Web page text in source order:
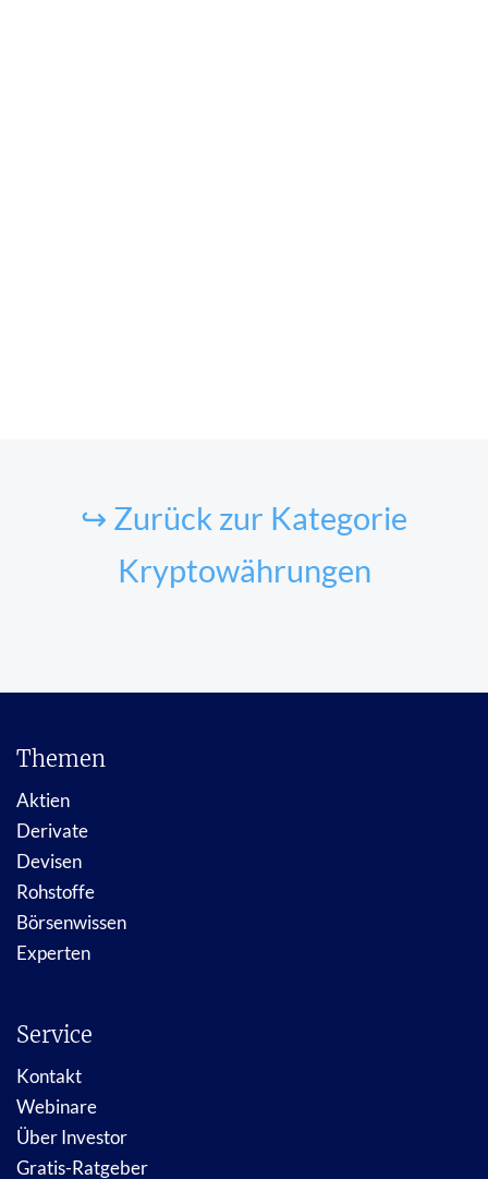
↪ Zurück zur Kategorie
Kryptowährungen
Themen
Aktien
Derivate
Devisen
Rohstoffe
Börsenwissen
Experten
Service
Kontakt
Webinare
Über Investor
Gratis-Ratgeber